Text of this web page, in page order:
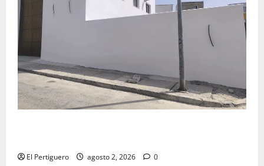
El Pertiguero agosto 2, 2026 0